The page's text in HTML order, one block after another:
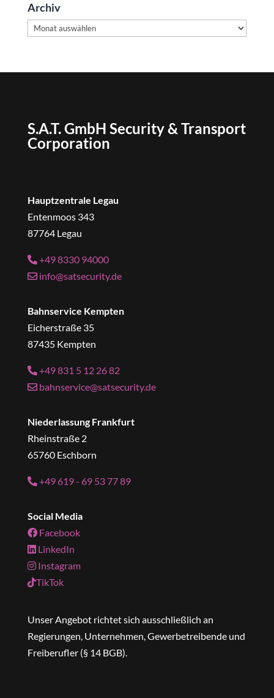
Archiv
Archiv
S.A.T. GmbH Security & Transport
Corporation
Hauptzentrale Legau
Entenmoos 343
87764 Legau
+49 8330 94000
info@satsecurity.de
Bahnservice Kempten
Eicherstraße 35
87435 Kempten
+49 831 5 12 26 82
bahnservice@satsecurity.de
Niederlassung Frankfurt
Rheinstraße 2
65760 Eschborn
+49 619 - 69 53 77 89
Social Media
Facebook
LinkedIn
Instagram
TikTok
Unser Angebot richtet sich ausschließlich an
Regierungen, Unternehmen, Gewerbetreibende und
Freiberufler (§ 14 BGB).